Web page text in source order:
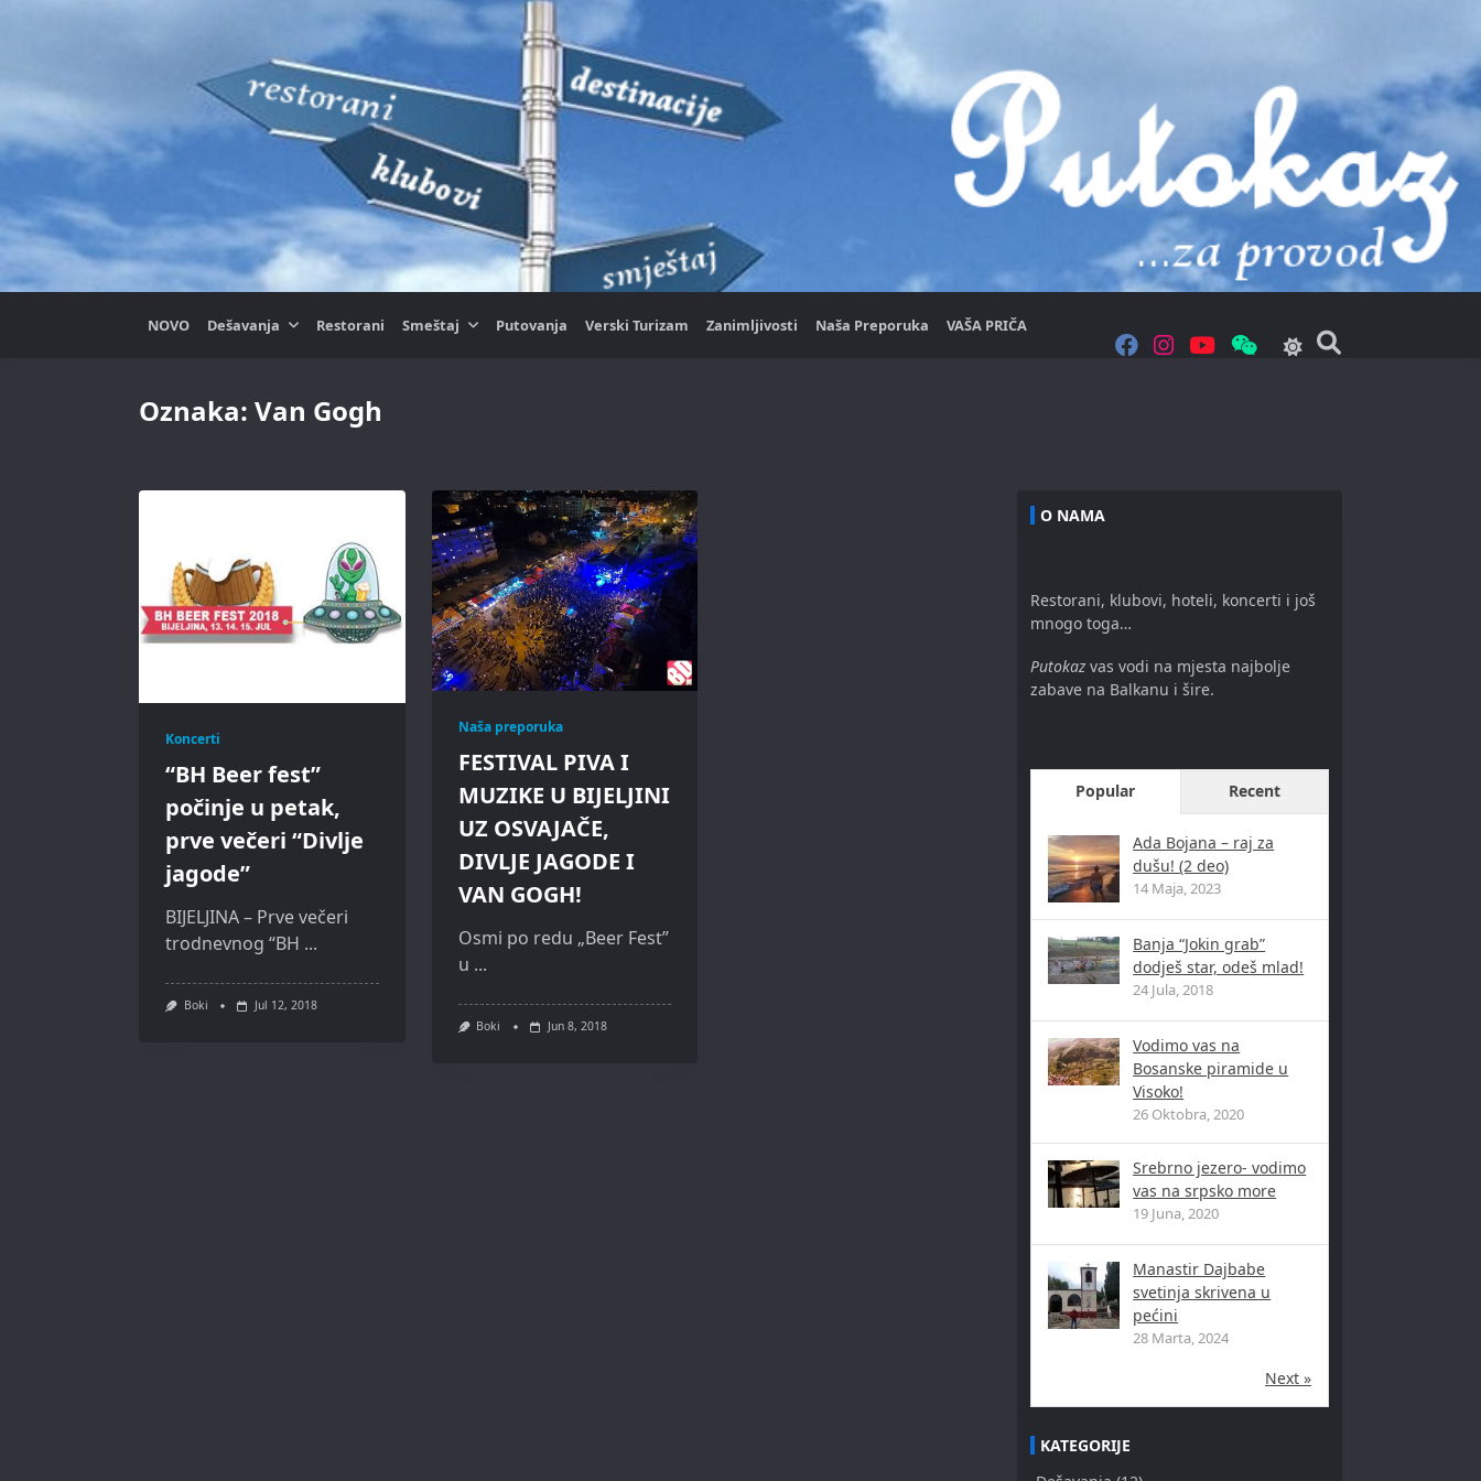
NOVO Dešavanja Restorani Smeštaj Putovanja Verski Turizam Zanimljivosti Naša Preporuka VAŠA PRIČA
Oznaka: Van Gogh
Koncerti
“BH Beer fest”
počinje u petak,
prve večeri “Divlje
jagode”
BIJELJINA – Prve večeri
trodnevnog “BH ...
Boki Jul 12, 2018
Naša preporuka
FESTIVAL PIVA I
MUZIKE U BIJELJINI
UZ OSVAJAČE,
DIVLJE JAGODE I
VAN GOGH!
Osmi po redu „Beer Fest”
u ...
Boki Jun 8, 2018
O NAMA
Restorani, klubovi, hoteli, koncerti i još
mnogo toga…
Putokaz vas vodi na mjesta najbolje
zabave na Balkanu i šire.
Popular Recent
Ada Bojana – raj za
dušu! (2 deo)
14 Maja, 2023
Banja “Jokin grab”
dodješ star, odeš mlad!
24 Jula, 2018
Vodimo vas na
Bosanske piramide u
Visoko!
26 Oktobra, 2020
Srebrno jezero- vodimo
vas na srpsko more
19 Juna, 2020
Manastir Dajbabe
svetinja skrivena u
pećini
28 Marta, 2024
Next »
KATEGORIJE